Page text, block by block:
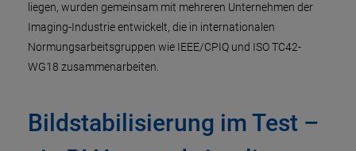
liegen, wurden gemeinsam mit mehreren Unternehmen der
Imaging-Industrie entwickelt, die in internationalen
Normungsarbeitsgruppen wie IEEE/CPIQ und ISO TC42-
WG18 zusammenarbeiten.
Bildstabilisierung im Test –